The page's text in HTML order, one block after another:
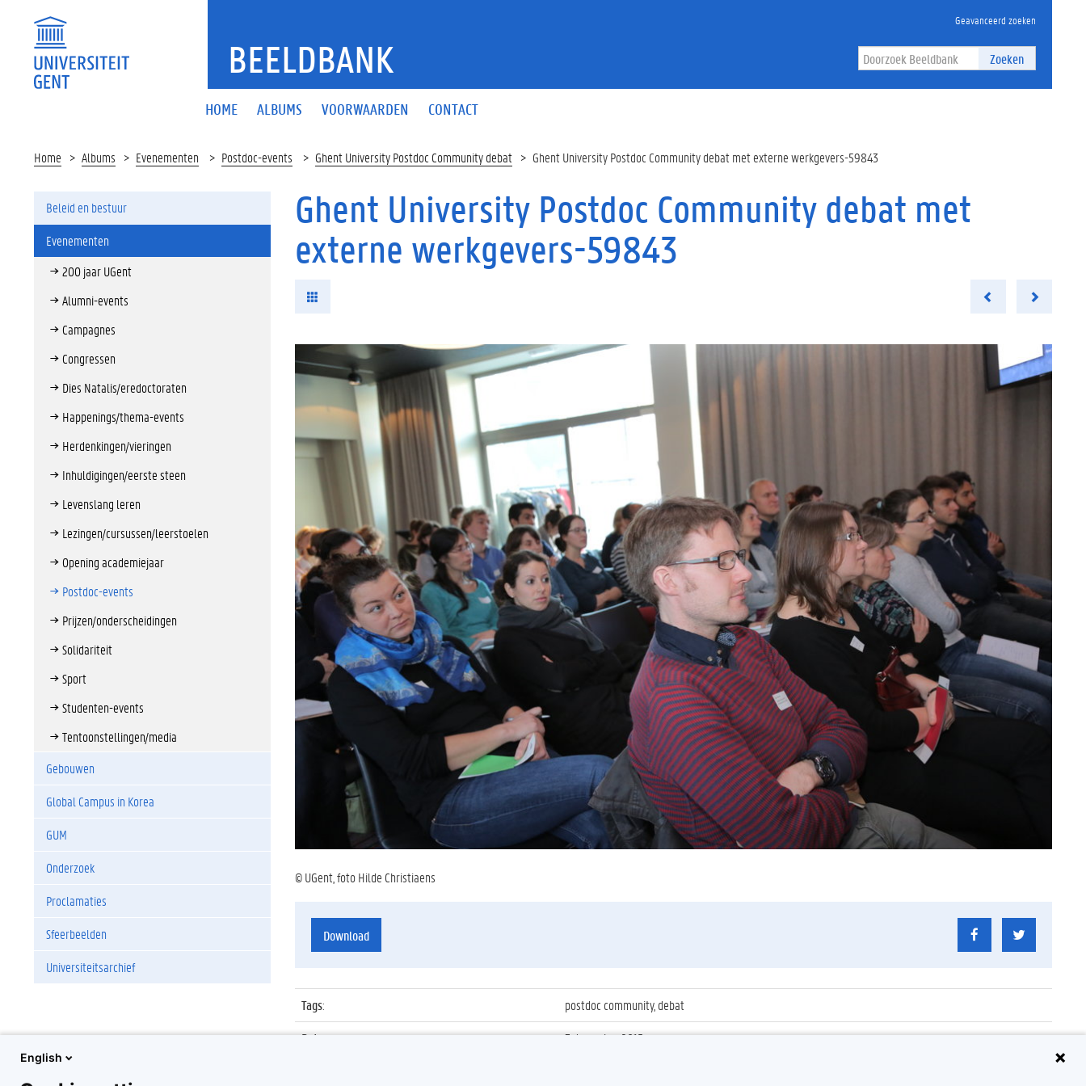
BEELDBANK
Geavanceerd zoeken
Zoeken
HOME ALBUMS VOORWAARDEN CONTACT
Home Albums Evenementen Postdoc-events Ghent University Postdoc Community debat Ghent University Postdoc Community debat met externe werkgevers-59843
Beleid en bestuur
Evenementen
200 jaar UGent
Alumni-events
Campagnes
Congressen
Dies Natalis/eredoctoraten
Happenings/thema-events
Herdenkingen/vieringen
Inhuldigingen/eerste steen
Levenslang leren
Lezingen/cursussen/leerstoelen
Opening academiejaar
Postdoc-events
Prijzen/onderscheidingen
Solidariteit
Sport
Studenten-events
Tentoonstellingen/media
Gebouwen
Global Campus in Korea
GUM
Onderzoek
Proclamaties
Sfeerbeelden
Universiteitsarchief
Ghent University Postdoc Community debat met
externe werkgevers-59843
© UGent, foto Hilde Christiaens
Download
Tags:
postdoc community, debat
Datum:
3 december 2015
English